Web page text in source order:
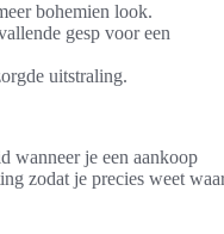
bohemien look.
gesp voor een
uitstraling.
wanneer je een aankoop
zodat je precies weet